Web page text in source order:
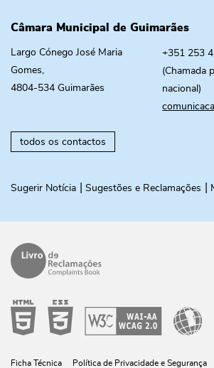
Câmara Municipal de Guimarães
Largo Cónego José Maria
Gomes,
4804-534 Guimarães
+351 253
(Chamada
nacional)
todos os contactos
Sugerir Notícia Sugestões e Reclamações
Ficha Técnica
Política de Privacidade e Segurança